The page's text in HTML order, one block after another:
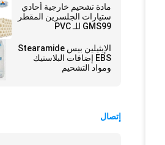
مادة تشحيم خارجية أحادي
ستيارات الجلسرين المقطر
GMS99 للـ PVC
الإيثيلين بيس Stearamide
EBS إضافات البلاستيك
ومواد التشحيم
إتصال